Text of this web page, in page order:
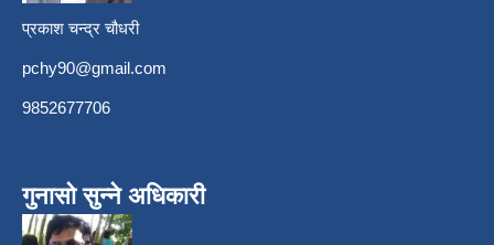
प्रकाश चन्द्र चौधरी
pchy90@gmail.com
9852677706
गुनासो सुन्ने अधिकारी